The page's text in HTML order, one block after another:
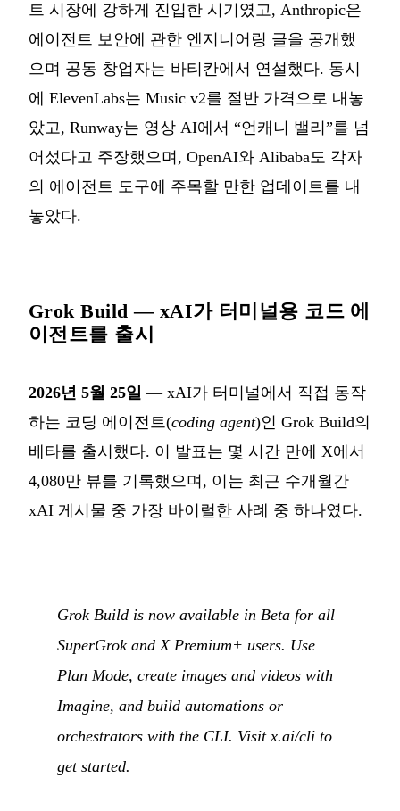
트 시장에 강하게 진입한 시기였고, Anthropic은
에이전트 보안에 관한 엔지니어링 글을 공개했
으며 공동 창업자는 바티칸에서 연설했다. 동시
에 ElevenLabs는 Music v2를 절반 가격으로 내놓
았고, Runway는 영상 AI에서 “언캐니 밸리”를 넘
어섰다고 주장했으며, OpenAI와 Alibaba도 각자
의 에이전트 도구에 주목할 만한 업데이트를 내
놓았다.
Grok Build — xAI가 터미널용 코드 에
이전트를 출시
2026년 5월 25일 — xAI가 터미널에서 직접 동작
하는 코딩 에이전트(coding agent)인 Grok Build의
베타를 출시했다. 이 발표는 몇 시간 만에 X에서
4,080만 뷰를 기록했으며, 이는 최근 수개월간
xAI 게시물 중 가장 바이럴한 사례 중 하나였다.
Grok Build is now available in Beta for all
SuperGrok and X Premium+ users. Use
Plan Mode, create images and videos with
Imagine, and build automations or
orchestrators with the CLI. Visit x.ai/cli to
get started.